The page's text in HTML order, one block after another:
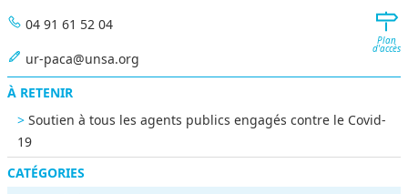
Plan
d'accès
04 91 61 52 04
ur-paca@unsa.org
À RETENIR
Soutien à tous les agents publics engagés contre le Covid-
19
CATÉGORIES